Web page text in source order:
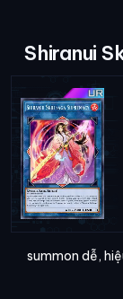
Shiranui
summon dễ,